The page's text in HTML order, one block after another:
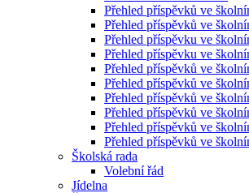
Přehled příspěvků ve
Přehled příspěvků ve
Přehled příspěvku ve
Přehled příspěvku ve
Přehled příspěvků ve
Přehled příspěvků ve
Přehled příspěvků ve
Přehled příspěvků ve
Přehled příspěvků ve
Přehled příspěvků ve
Školská rada
Volební řád
Jídelna